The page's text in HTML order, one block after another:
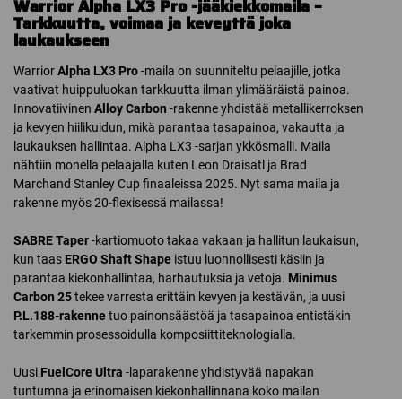
Warrior Alpha LX3 Pro -jääkiekkomaila –
Tarkkuutta, voimaa ja keveyttä joka
laukaukseen
WarriorAlpha LX3 Pro-maila on suunniteltu pelaajille, jotka
vaativat huippuluokan tarkkuutta ilman ylimääräistä painoa.
Innovatiivinen Alloy Carbon -rakenne yhdistää metallikerroksen
ja kevyen hiilikuidun, mikä parantaa tasapainoa, vakautta ja
laukauksen hallintaa. Alpha LX3 -sarjan ykkösmalli. Maila
nähtiin monella pelaajalla kuten Leon Draisatl ja Brad
Marchand Stanley Cup finaaleissa 2025. Nyt sama maila ja
rakenne myös 20-flexisessä mailassa!
SABRE Taper-kartiomuoto takaa vakaan ja hallitun laukaisun,
kun taas ERGO Shaft Shape istuu luonnollisesti käsiin ja
parantaa kiekonhallintaa, harhautuksia ja vetoja. Minimus
Carbon 25tekee varresta erittäin kevyen ja kestävän, ja uusi
P.L.188-rakennetuo painonsäästöä ja tasapainoa entistäkin
tarkemmin prosessoidulla komposiittiteknologialla.
Uusi FuelCore Ultra -laparakenne yhdistyvää napakan
tuntumna ja erinomaisen kiekonhallinnana koko mailan